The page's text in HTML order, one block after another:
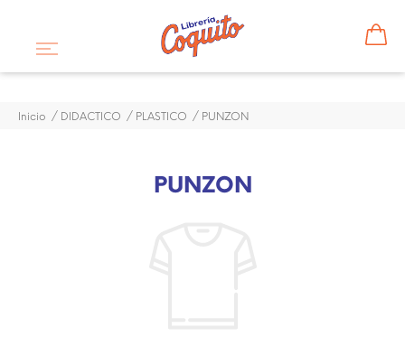
Inicio DIDACTICO PLASTICO PUNZON
PUNZON